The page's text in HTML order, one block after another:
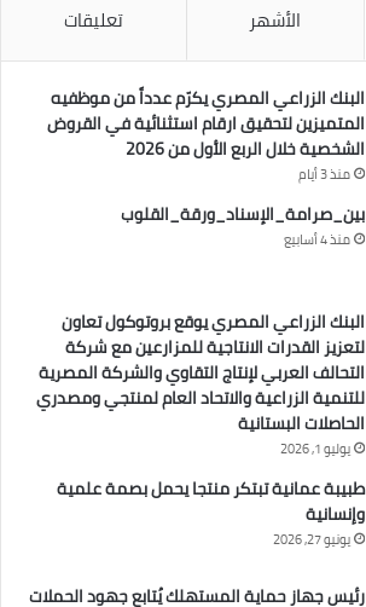
الأشهر تعليقات
البنك الزراعي المصري يكرّم عدداً من موظفيه
المتميزين لتحقيق ارقام استثنائية في القروض
الشخصية خلال الربع الأول من 2026
منذ 3 أيام
بين_صرامة_الإسناد_ورقة_القلوب
منذ 4 أسابيع
البنك الزراعي المصري يوقع بروتوكول تعاون
لتعزيز القدرات الانتاجية للمزارعين مع شركة
التحالف العربي لإنتاج التقاوي والشركة المصرية
للتنمية الزراعية والاتحاد العام لمنتجي ومصدري
الحاصلات البستانية
يوليو 1, 2026
طبيبة عمانية تبتكر منتجا يحمل بصمة علمية
وإنسانية
يونيو 27, 2026
رئيس جهاز حماية المستهلك يُتابع جهود الحملات